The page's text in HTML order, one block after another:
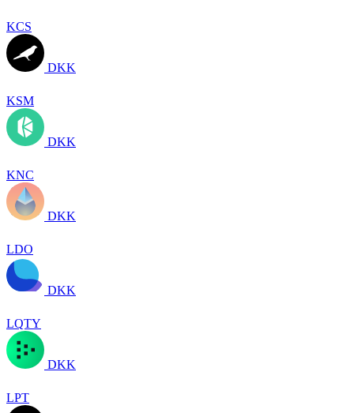
KCS
DKK
KSM
DKK
KNC
DKK
LDO
DKK
LQTY
DKK
LPT